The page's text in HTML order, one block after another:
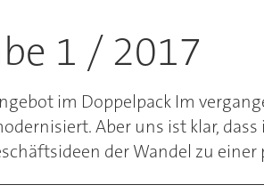
1 / 2017
im Doppelpack Im
Aber uns ist klar,
der Wandel zu